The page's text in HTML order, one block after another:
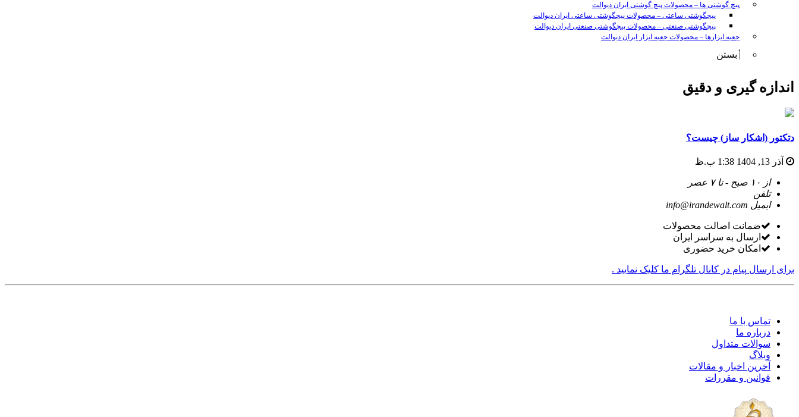
پیچ گوشتی ها – محصولات پیچ گوشتی ایران دیوالت
پیچگوشتی ساعتی – محصولات پیچگوشتی ساعتی ایران دیوالت
پیچگوشتی صنعتی – محصولات پیچگوشتی صنعتی ایران دیوالت
جعبه ابزارها – محصولات جعبه ابزار ایران دیوالت
بستن
sunny
leon
xxx
video
xxxx
com
tori
splashes
glasses
chinese
raped
hotel
room
xxx
kolkata
american
blue
player
اندازه گیری و دقیق
دتکتور (اشکار ساز) چیست؟
آذر 13, 1404 1:38 ب.ظ
از ۱۰ صبح - تا ۷ عصر
تلفن
ایمیل info@irandewalt.com
ضمانت اصالت محصولات
ارسال به سراسر ایران
امکان خرید حضوری
برای ارسال پیام در کانال تلگرام ما کلیک نمایید .
تماس با ما
درباره ما
سوالات متداول
وبلاگ
آخرین اخبار و مقالات
قوانین و مقررات